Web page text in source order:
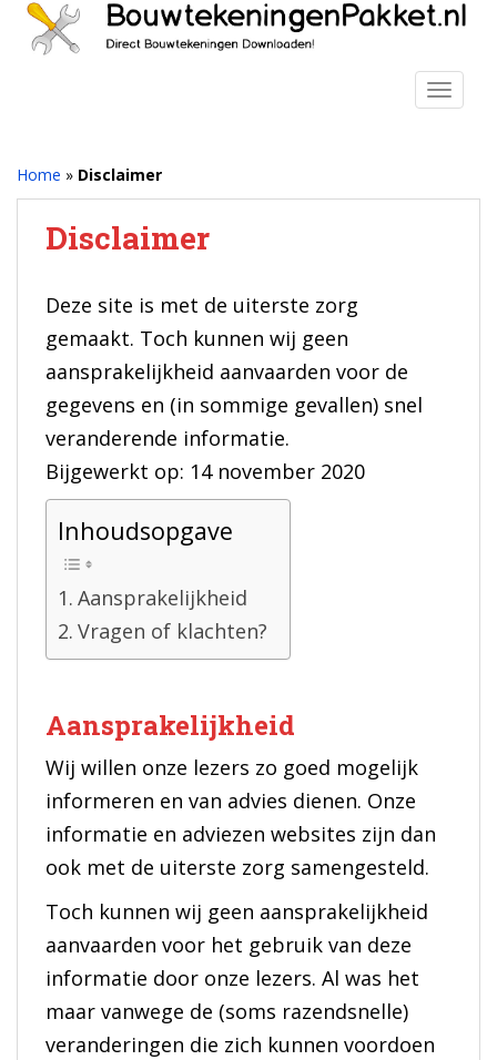
Home » Disclaimer
Disclaimer
Deze site is met de uiterste zorg
gemaakt. Toch kunnen wij geen
aansprakelijkheid aanvaarden voor de
gegevens en (in sommige gevallen) snel
veranderende informatie.
Bijgewerkt op: 14 november 2020
Inhoudsopgave
Aansprakelijkheid
Vragen of klachten?
Aansprakelijkheid
Wij willen onze lezers zo goed mogelijk
informeren en van advies dienen. Onze
informatie en adviezen websites zijn dan
ook met de uiterste zorg samengesteld.
Toch kunnen wij geen aansprakelijkheid
aanvaarden voor het gebruik van deze
informatie door onze lezers. Al was het
maar vanwege de (soms razendsnelle)
veranderingen die zich kunnen voordoen